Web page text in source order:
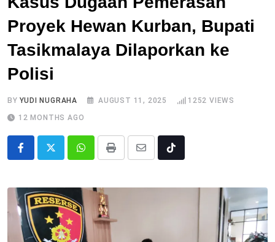
Proyek Hewan Kurban, Bupati
Tasikmalaya Dilaporkan ke
Polisi
BYYUDI NUGRAHA AUGUST 11, 2025 1252 VIEWS
12 MONTHS AGO
Whatsapp
Print
Share
Email
Tiktok